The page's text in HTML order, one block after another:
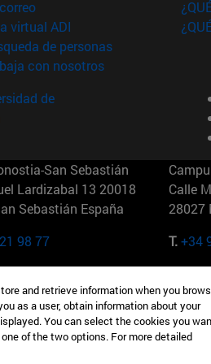
(abre en nueva ventana)
virtual ADI (abre en nueva
de personas(abre en nueva
con nosotros(abre en nueva
de
San Sebastián
Lardizabal 13 20018
Sebastián España
98 77
Calle
28027
T.+34
St 10019-2201 Nueva York
8850
Maria-
T.+49
and retrieve information when you
as a user, obtain information about your
You can select the cookies you
of the two options. For more detailed